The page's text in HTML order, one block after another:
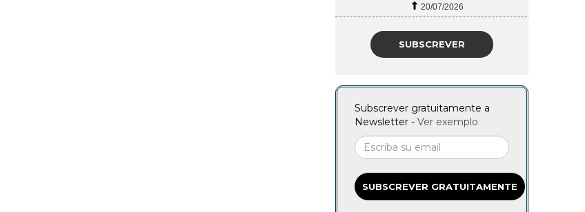
20/07/2026
SUBSCREVER
Subscrever gratuitamente a
Newsletter - Ver exemplo
SUBSCREVER GRATUITAMENTE